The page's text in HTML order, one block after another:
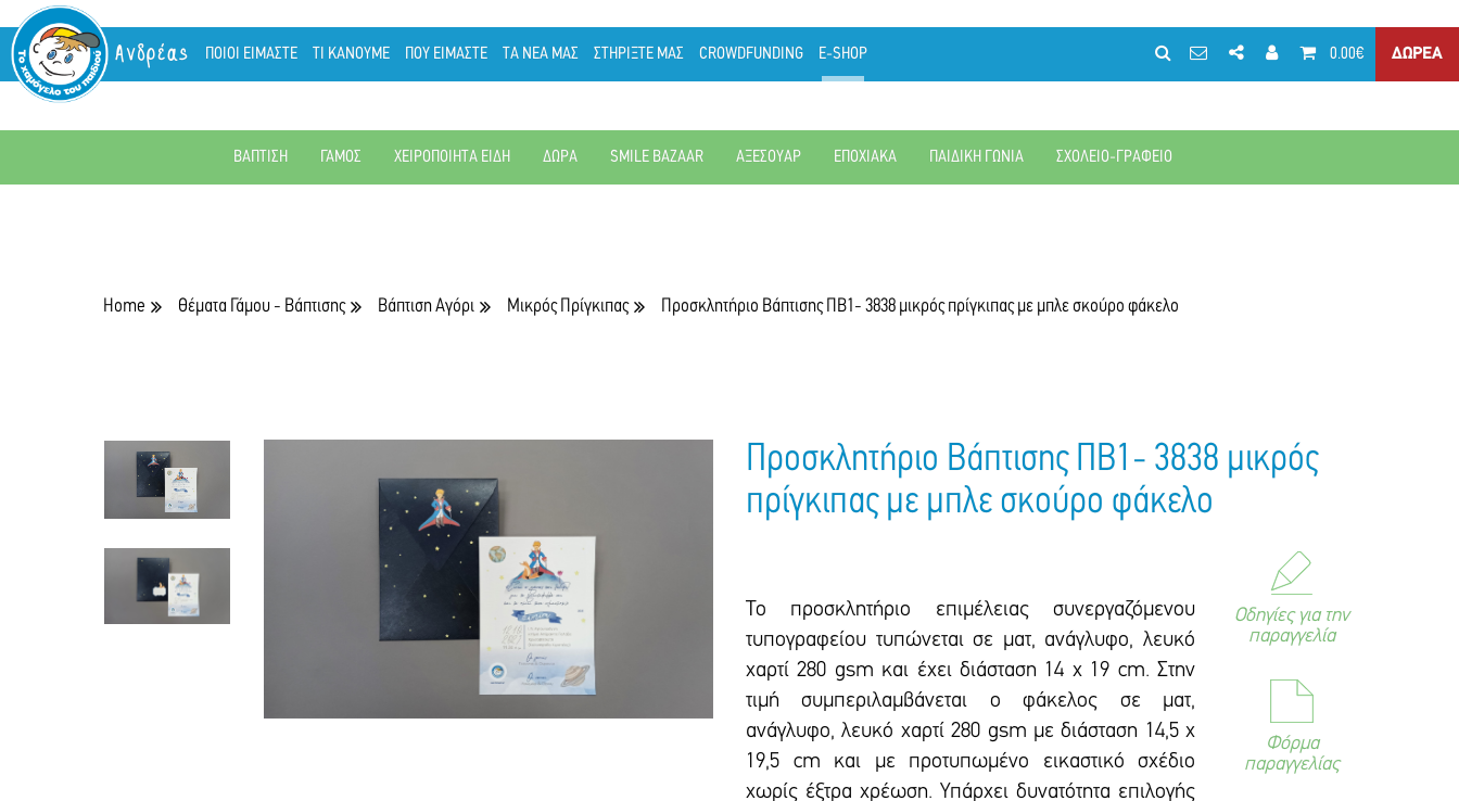
Ανδρέας ΠΟΙΟΙ ΕΙΜΑΣΤΕ ΤΙ ΚΑΝΟΥΜΕ ΠΟΥ ΕΙΜΑΣΤΕ ΤΑ ΝΕΑ ΜΑΣ ΣΤΗΡΙΞΤΕ ΜΑΣ CROWDFUNDING E-SHOP 0.00€ ΔΩΡΕΑ
ΒΑΠΤΙΣΗ ΓΑΜΟΣ ΧΕΙΡΟΠΟΙΗΤΑ ΕΙΔΗ ΔΩΡΑ SMILE BAZAAR ΑΞΕΣΟΥΑΡ ΕΠΟΧΙΑΚΑ ΠΑΙΔΙΚΗ ΓΩΝΙΑ ΣΧΟΛΕΙΟ-ΓΡΑΦΕΙΟ
Home Θέματα Γάμου - Βάπτισης Βάπτιση Αγόρι Μικρός Πρίγκιπας Προσκλητήριο Βάπτισης ΠΒ1- 3838 μικρός πρίγκιπας με μπλε σκούρο φάκελο
Προσκλητήριο Βάπτισης ΠΒ1- 3838 μικρός
πρίγκιπας με μπλε σκούρο φάκελο
Το προσκλητήριο επιμέλειας συνεργαζόμενου
τυπογραφείου τυπώνεται σε ματ, ανάγλυφο, λευκό
χαρτί 280 gsm και έxει διάσταση 14 x 19 cm. Στην
τιμή συμπεριλαμβάνεται ο φάκελος σε ματ,
ανάγλυφο, λευκό χαρτί 280 gsm με διάσταση 14,5 x
19,5 cm και με προτυπωμένο εικαστικό σxέδιο
χωρίς έξτρα xρέωση. Υπάρxει δυνατότητα επιλογής
Οδηγίες για την
παραγγελία
Φόρμα
παραγγελίας